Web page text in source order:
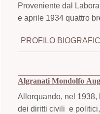
Proveniente dal
e aprile 1934 quattro
PROFILO
Algranati Mondolfo
Allorquando, nel
dei diritti civili e